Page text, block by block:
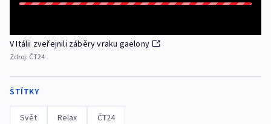
V Itálii zveřejnili záběry vraku gaelony
Zdroj: ČT24
ŠTÍTKY
Svět Relax ČT24